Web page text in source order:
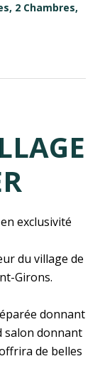
2 Chambres,
exclusivité
du village de
Girons.
donnant
salon donnant
de belles